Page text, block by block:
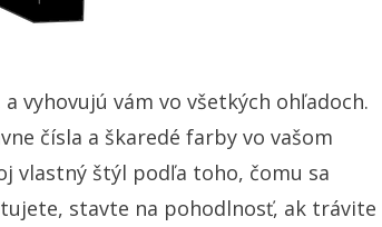
vyhovujú vám vo všetkých ohľadoch.
čísla a škaredé farby vo vašom
vlastný štýl podľa toho, čomu sa
stavte na pohodlnosť, ak trávite